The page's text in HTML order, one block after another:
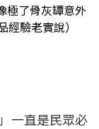
極了骨灰罈意外
驗老實說）
一直是民眾必